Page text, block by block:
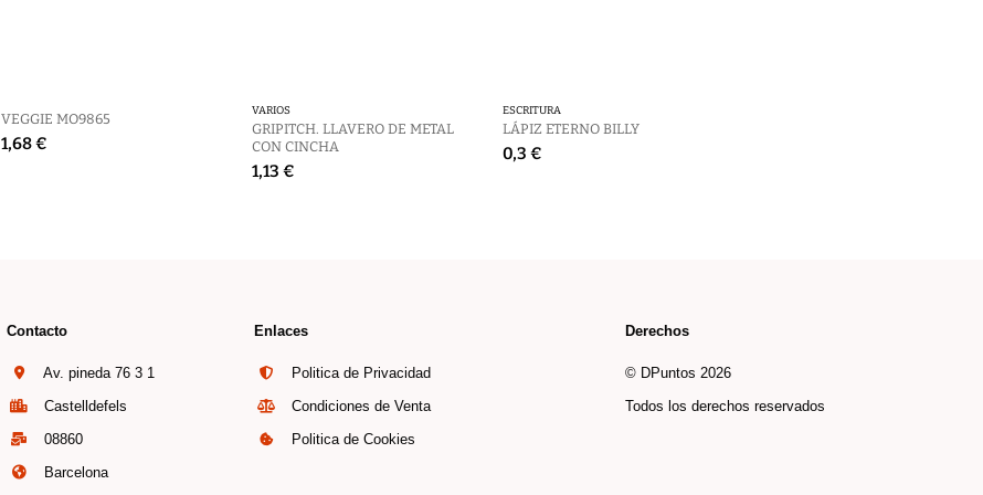
VEGGIE MO9865
1,68 €
VARIOS
GRIPITCH. LLAVERO DE METAL
CON CINCHA
1,13 €
ESCRITURA
LÁPIZ ETERNO BILLY
0,3 €
Contacto
Av. pineda 76 3 1
Castelldefels
08860
Barcelona
Enlaces
Politica de Privacidad
Condiciones de Venta
Politica de Cookies
Derechos
© DPuntos 2026
Todos los derechos reservados